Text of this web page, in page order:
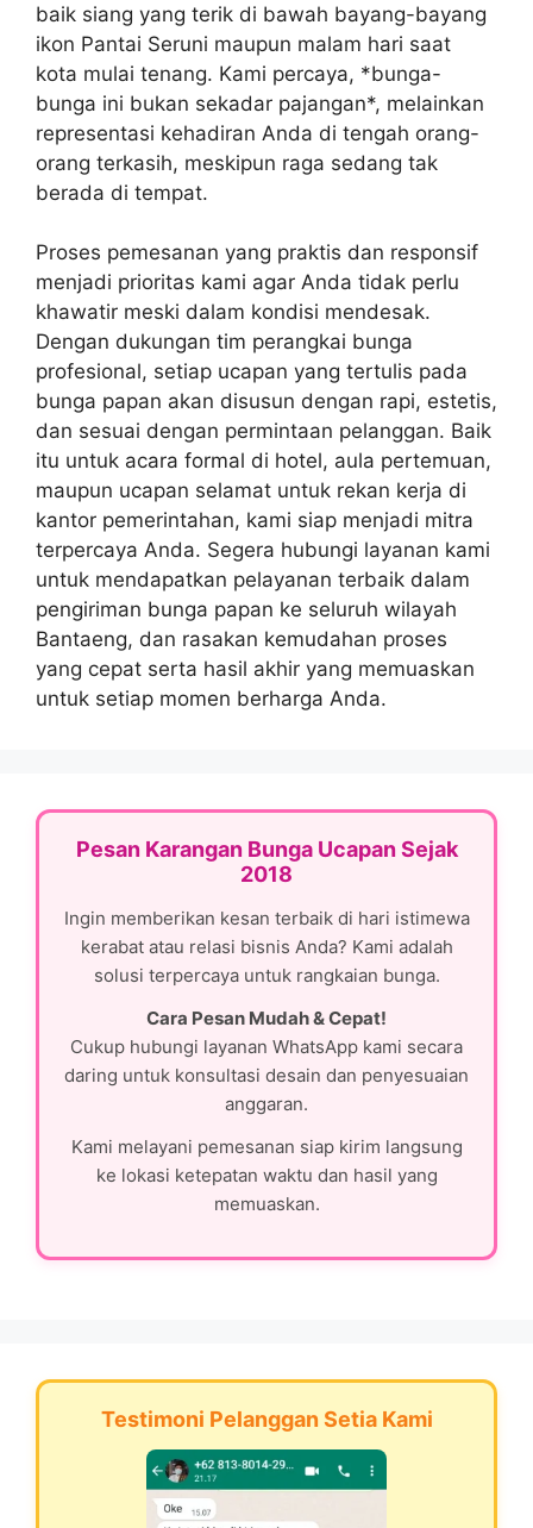
baik siang yang terik di bawah bayang-bayang
ikon Pantai Seruni maupun malam hari saat
kota mulai tenang. Kami percaya, *bunga-
bunga ini bukan sekadar pajangan*, melainkan
representasi kehadiran Anda di tengah orang-
orang terkasih, meskipun raga sedang tak
berada di tempat.
Proses pemesanan yang praktis dan responsif
menjadi prioritas kami agar Anda tidak perlu
khawatir meski dalam kondisi mendesak.
Dengan dukungan tim perangkai bunga
profesional, setiap ucapan yang tertulis pada
bunga papan akan disusun dengan rapi, estetis,
dan sesuai dengan permintaan pelanggan. Baik
itu untuk acara formal di hotel, aula pertemuan,
maupun ucapan selamat untuk rekan kerja di
kantor pemerintahan, kami siap menjadi mitra
terpercaya Anda. Segera hubungi layanan kami
untuk mendapatkan pelayanan terbaik dalam
pengiriman bunga papan ke seluruh wilayah
Bantaeng, dan rasakan kemudahan proses
yang cepat serta hasil akhir yang memuaskan
untuk setiap momen berharga Anda.
Pesan Karangan Bunga Ucapan Sejak
2018
Ingin memberikan kesan terbaik di hari istimewa
kerabat atau relasi bisnis Anda? Kami adalah
solusi terpercaya untuk rangkaian bunga.
Cara Pesan Mudah & Cepat!
Cukup hubungi layanan WhatsApp kami secara
daring untuk konsultasi desain dan penyesuaian
anggaran.
Kami melayani pemesanan siap kirim langsung
ke lokasi ketepatan waktu dan hasil yang
memuaskan.
Testimoni Pelanggan Setia Kami